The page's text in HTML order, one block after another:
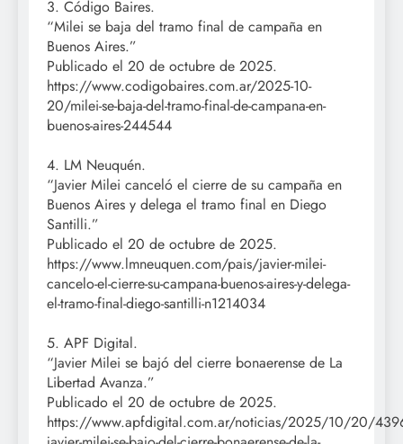
3. Código Baires.
“Milei se baja del tramo final de campaña en
Buenos Aires.”
Publicado el 20 de octubre de 2025.
https://www.codigobaires.com.ar/2025-10-
20/milei-se-baja-del-tramo-final-de-campana-en-
buenos-aires-244544
4. LM Neuquén.
“Javier Milei canceló el cierre de su campaña en
Buenos Aires y delega el tramo final en Diego
Santilli.”
Publicado el 20 de octubre de 2025.
https://www.lmneuquen.com/pais/javier-milei-
cancelo-el-cierre-su-campana-buenos-aires-y-delega-
el-tramo-final-diego-santilli-n1214034
5. APF Digital.
“Javier Milei se bajó del cierre bonaerense de La
Libertad Avanza.”
Publicado el 20 de octubre de 2025.
https://www.apfdigital.com.ar/noticias/2025/10/20/